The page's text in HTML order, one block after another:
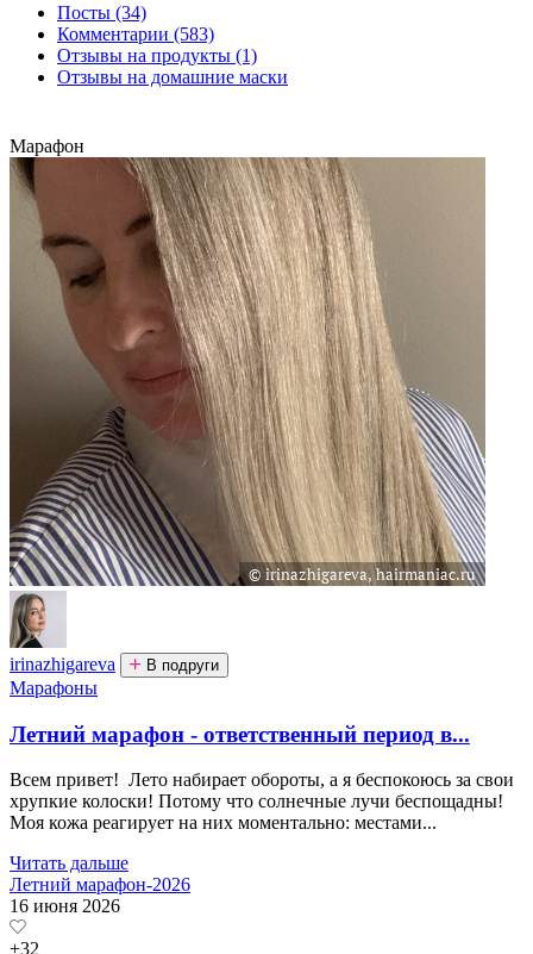
Посты (34)
Комментарии (583)
Отзывы на продукты (1)
Отзывы на домашние маски
Марафон
irinazhigareva В подруги
Марафоны
Летний марафон - ответственный период в...
Всем привет! Лето набирает обороты, а я беспокоюсь за свои
хрупкие колоски! Потому что солнечные лучи беспощадны!
Моя кожа реагирует на них моментально: местами...
Читать дальше
Летний марафон-2026
16 июня 2026
+32